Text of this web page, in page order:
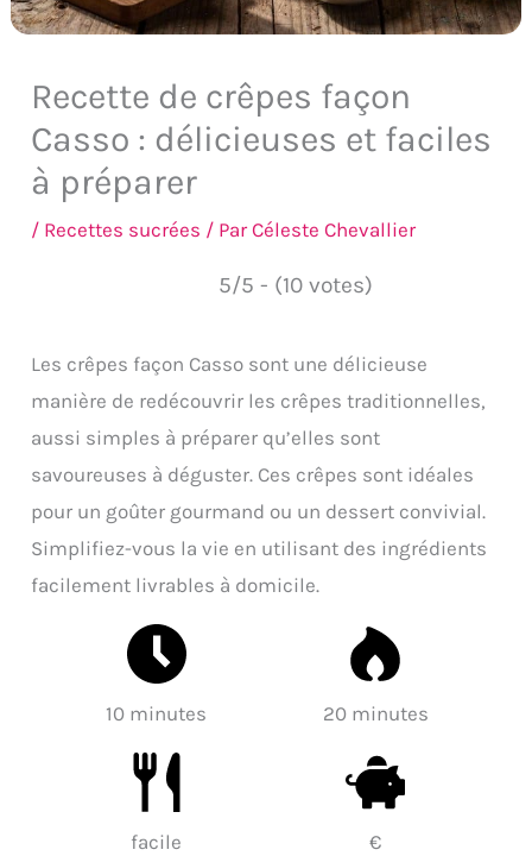
Recette de crêpes façon
Casso : délicieuses et faciles
à préparer
/ Recettes sucrées / ParCéleste Chevallier
5/5 - (10 votes)
Les crêpes façon Casso sont une délicieuse
manière de redécouvrir les crêpes traditionnelles,
aussi simples à préparer qu’elles sont
savoureuses à déguster. Ces crêpes sont idéales
pour un goûter gourmand ou un dessert convivial.
Simplifiez-vous la vie en utilisant des ingrédients
facilement livrables à domicile.
10 minutes 20 minutes
facile €